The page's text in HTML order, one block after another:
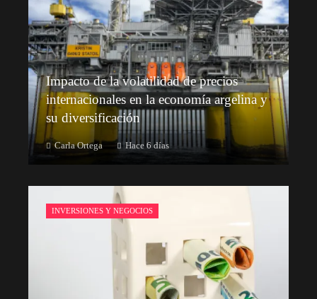
Impacto de la volatilidad de precios
internacionales en la economía argelina y
su diversificación
Carla Ortega Hace 6 días
INVERSIONES Y NEGOCIOS